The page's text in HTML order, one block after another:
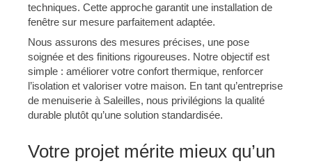
techniques. Cette approche garantit une installation de
fenêtre sur mesure parfaitement adaptée.
Nous assurons des mesures précises, une pose
soignée et des finitions rigoureuses. Notre objectif est
simple : améliorer votre confort thermique, renforcer
l’isolation et valoriser votre maison. En tant qu’entreprise
de menuiserie à Saleilles, nous privilégions la qualité
durable plutôt qu’une solution standardisée.
Votre projet mérite mieux qu’un